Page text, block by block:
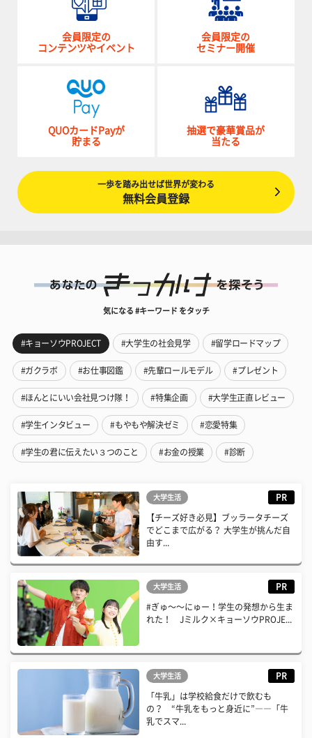
会員限定の
コンテンツやイベント
会員限定の
セミナー開催
QUOカードPayが
貯まる
抽選で豪華賞品が
当たる
一歩を踏み出せば世界が変わる
無料会員登録
気になる #キーワード をタッチ
#キョーソウPROJECT #大学生の社会見学 #留学ロードマップ
#ガクラボ #お仕事図鑑 #先輩ロールモデル #プレゼント
#ほんとにいい会社見つけ隊！ #特集企画 #大学生正直レビュー
#学生インタビュー #もやもや解決ゼミ #恋愛特集
#学生の君に伝えたい３つのこと #お金の授業 #診断
大学生活 PR
【チーズ好き必見】ブッラータチーズ
でどこまで広がる？ 大学生が挑んだ自
由す...
大学生活 PR
#ぎゅ〜〜にゅー！学生の発想から生ま
れた！ Jミルク×キョーソウPROJE...
大学生活 PR
「牛乳」は学校給食だけで飲むも
の？ “牛乳をもっと身近に”――「牛
乳でスマ...